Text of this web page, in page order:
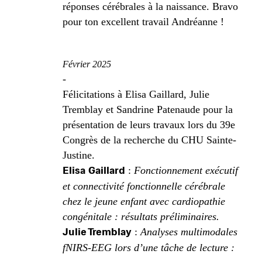
réponses cérébrales à la naissance. Bravo
pour ton excellent travail Andréanne !
Février 2025
-
Félicitations à Elisa Gaillard, Julie
Tremblay et Sandrine Patenaude pour la
présentation de leurs travaux lors du 39e
Congrès de la recherche du CHU Sainte-
Justine.
Elisa Gaillard : Fonctionnement exécutif
et connectivité fonctionnelle cérébrale
chez le jeune enfant avec cardiopathie
congénitale : résultats préliminaires.
Julie Tremblay : Analyses multimodales
fNIRS-EEG lors d’une tâche de lecture :